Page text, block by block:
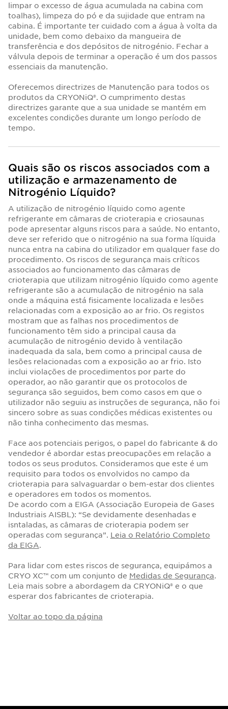
limpar o excesso de água acumulada na cabina com
toalhas), limpeza do pó e da sujidade que entram na
cabina. É importante ter cuidado com a água à volta da
unidade, bem como debaixo da mangueira de
transferência e dos depósitos de nitrogénio. Fechar a
válvula depois de terminar a operação é um dos passos
essenciais da manutenção.
Oferecemos directrizes de Manutenção para todos os
produtos da CRYONiQ®. O cumprimento destas
directrizes garante que a sua unidade se mantém em
excelentes condições durante um longo período de
tempo.
Quais são os riscos associados com a
utilização e armazenamento de
Nitrogénio Líquido?
A utilização de nitrogénio líquido como agente
refrigerante em câmaras de crioterapia e criosaunas
pode apresentar alguns riscos para a saúde. No entanto,
deve ser referido que o nitrogénio na sua forma líquida
nunca entra na cabina do utilizador em qualquer fase do
procedimento. Os riscos de segurança mais críticos
associados ao funcionamento das câmaras de
crioterapia que utilizam nitrogénio líquido como agente
refrigerante são a acumulação de nitrogénio na sala
onde a máquina está fisicamente localizada e lesões
relacionadas com a exposição ao ar frio. Os registos
mostram que as falhas nos procedimentos de
funcionamento têm sido a principal causa da
acumulação de nitrogénio devido à ventilação
inadequada da sala, bem como a principal causa de
lesões relacionadas com a exposição ao ar frio. Isto
inclui violações de procedimentos por parte do
operador, ao não garantir que os protocolos de
segurança são seguidos, bem como casos em que o
utilizador não seguiu as instruções de segurança, não foi
sincero sobre as suas condições médicas existentes ou
não tinha conhecimento das mesmas.
Face aos potenciais perigos, o papel do fabricante & do
vendedor é abordar estas preocupações em relação a
todos os seus produtos. Consideramos que este é um
requisito para todos os envolvidos no campo da
crioterapia para salvaguardar o bem-estar dos clientes
e operadores em todos os momentos.
De acordo com a EIGA (Associação Europeia de Gases
Industriais AISBL): “Se devidamente desenhadas e
isntaladas, as câmaras de crioterapia podem ser
operadas com segurança”. Leia o Relatório Completo
da EIGA.
Para lidar com estes riscos de segurança, equipámos a
CRYO XC™ com um conjunto de Medidas de Segurança.
Leia mais sobre a abordagem da CRYONiQ® e o que
esperar dos fabricantes de crioterapia.
Voltar ao topo da página